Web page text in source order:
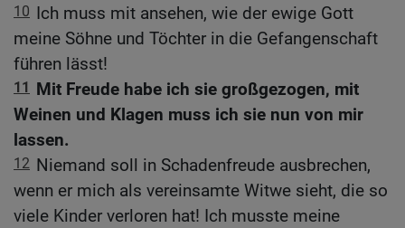
10 Ich muss mit ansehen, wie der ewige Gott
meine Söhne und Töchter in die Gefangenschaft
führen lässt!
11
Mit Freude habe ich sie großgezogen, mit
Weinen und Klagen muss ich sie nun von mir
lassen.
12 Niemand soll in Schadenfreude ausbrechen,
wenn er mich als vereinsamte Witwe sieht, die so
viele Kinder verloren hat! Ich musste meine